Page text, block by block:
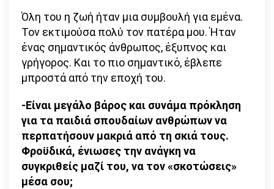
Όλη του η ζωή ήταν μια συμβουλή για εμένα.
Τον εκτιμούσα πολύ τον πατέρα μου. Ήταν
ένας σημαντικός άνθρωπος, έξυπνος και
γρήγορος. Και το πιο σημαντικό, έβλεπε
μπροστά από την εποχή του.
-Είναι μεγάλο βάρος και συνάμα πρόκληση
για τα παιδιά σπουδαίων ανθρώπων να
περπατήσουν μακριά από τη σκιά τους.
Φροϋδικά, ένιωσες την ανάγκη να
συγκριθείς μαζί του, να τον «σκοτώσεις»
μέσα σου;